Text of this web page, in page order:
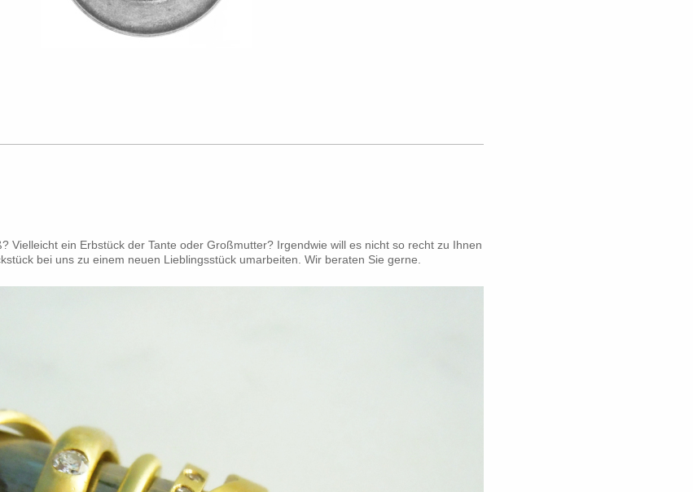
Vielleicht ein Erbstück der Tante oder Großmutter? Irgendwie will es nicht so recht zu Ihnen
bei uns zu einem neuen Lieblingsstück umarbeiten. Wir beraten Sie gerne.